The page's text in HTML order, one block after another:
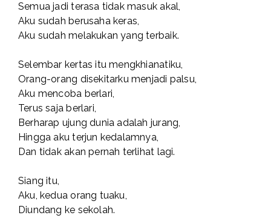
Semua jadi terasa tidak masuk akal,
Aku sudah berusaha keras,
Aku sudah melakukan yang terbaik.
Selembar kertas itu mengkhianatiku,
Orang-orang disekitarku menjadi palsu,
Aku mencoba berlari,
Terus saja berlari,
Berharap ujung dunia adalah jurang,
Hingga aku terjun kedalamnya,
Dan tidak akan pernah terlihat lagi.
Siang itu,
Aku, kedua orang tuaku,
Diundang ke sekolah.